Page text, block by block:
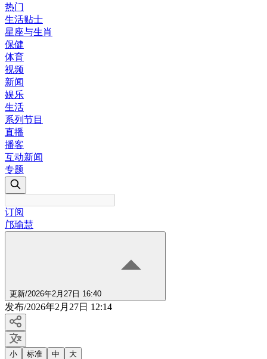
热门
生活贴士
星座与生肖
保健
体育
视频
新闻
娱乐
生活
系列节目
直播
播客
互动新闻
专题
订阅
邝瑜慧
更新/2026年2月27日 16:40
发布/2026年2月27日 12:14
小 标准 中 大